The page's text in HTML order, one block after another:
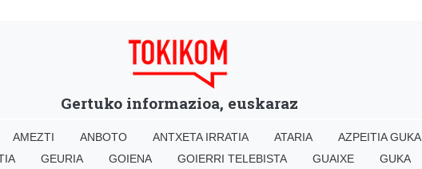
Gertuko informazioa, euskaraz
AMEZTI ANBOTO ANTXETA IRRATIA ATARIA AZPEITIA GUKA
GEURIA GOIENA GOIERRI TELEBISTA GUAIXE GUKA